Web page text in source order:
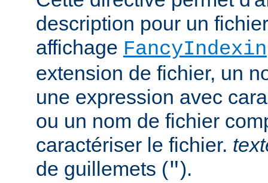
description pour un
affichage
extension de fichier, un
une expression avec
ou un nom de fichier
caractériser le fichier.
de guillemets (").